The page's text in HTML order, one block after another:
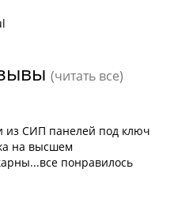
(читать все)
из СИП панелей под ключ
на высшем
понравилось